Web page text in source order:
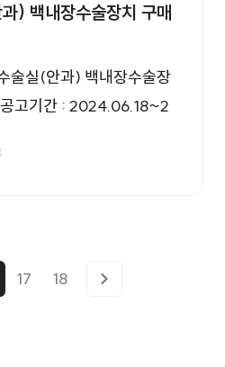
) 백내장수술장치 구매
술실(안과) 백내장수술장
고기간 : 2024.06.18~2
: 계약시작일로부터 90
17 18